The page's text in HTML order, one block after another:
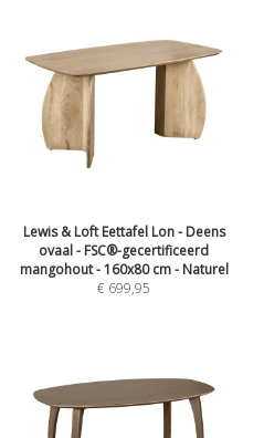
Lewis & Loft Eettafel Lon - Deens
ovaal - FSC®-gecertificeerd
mangohout - 160x80 cm - Naturel
€ 699,95